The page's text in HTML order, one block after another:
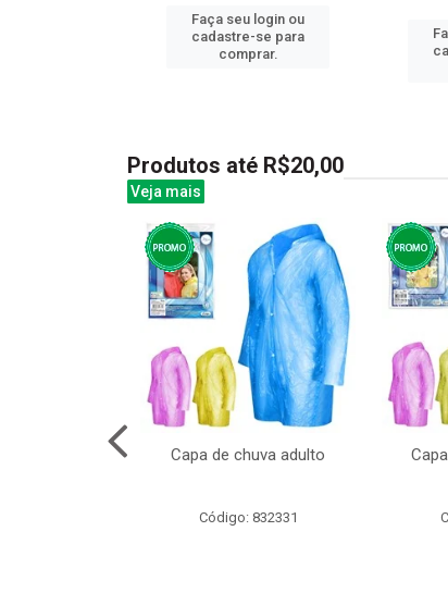
Faça seu login ou
cadastre-se para
comprar.
Produtos até R$20,00
Veja mais
Capa de chuva adulto
Código: 832331